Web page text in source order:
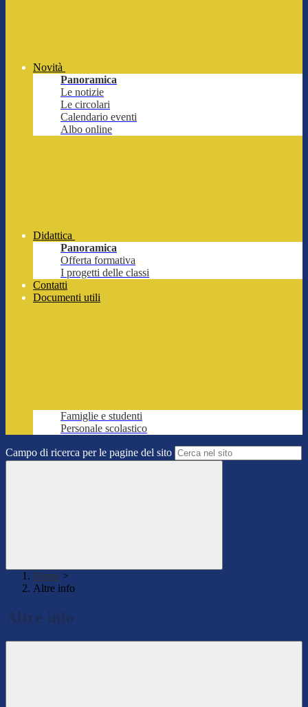
Novità
Panoramica
Le notizie
Le circolari
Calendario eventi
Albo online
Didattica
Panoramica
Offerta formativa
I progetti delle classi
Contatti
Documenti utili
Famiglie e studenti
Personale scolastico
Campo di ricerca per le pagine del sito
Home >
Altre info
Altre info